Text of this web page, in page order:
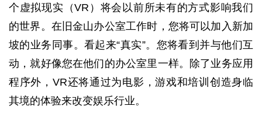
个虚拟现实（VR）将会以前所未有的方式影响我们
的世界。在旧金山办公室工作时，您将可以加入新加
坡的业务同事。看起来“真实”。您将看到并与他们互
动，就好像您在他们的办公室里一样。除了业务应用
程序外，VR还将通过为电影，游戏和培训创造身临
其境的体验来改变娱乐行业。